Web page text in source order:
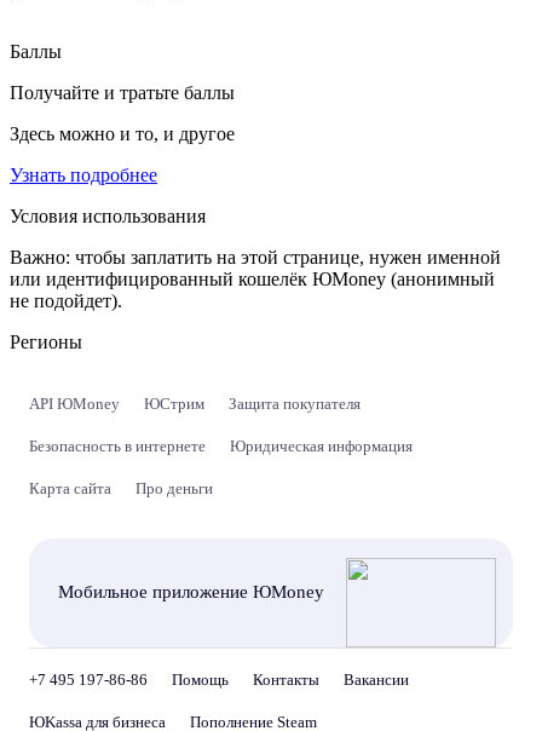
Баллы
Получайте и тратьте баллы
Здесь можно и то, и другое
Узнать подробнее
Условия использования
Важно: чтобы заплатить на этой странице, нужен именной
или идентифицированный кошелёк ЮMoney (анонимный
не подойдет).
Регионы
API ЮMoney ЮСтрим Защита покупателя
Безопасность в интернете Юридическая информация
Карта сайта Про деньги
Мобильное приложение ЮMoney
+7 495 197-86-86 Помощь Контакты Вакансии
ЮKassa для бизнеса Пополнение Steam